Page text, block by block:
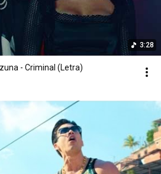
3:28
- Criminal (Letra)